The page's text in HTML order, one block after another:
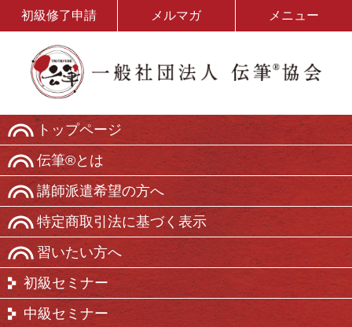
初級修了申請 メルマガ メニュー
トップページ
伝筆®とは
講師派遣希望の方へ
特定商取引法に基づく表示
習いたい方へ
初級セミナー
中級セミナー